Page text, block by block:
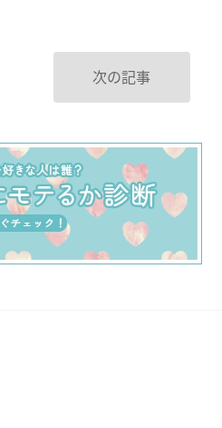
次の記事